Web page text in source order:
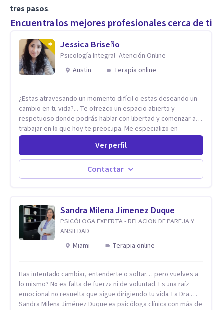
tres pasos.
Encuentra los mejores profesionales cerca de ti
Jessica Briseño
Psicología Integral -Atención Online
Austin
Terapia online
¿Estas atravesando un momento difícil o estas deseando un
cambio en tu vida?... Te ofrezco un espacio abierto y
respetuoso donde podrás hablar con libertad y comenzar a
trabajar en lo que hoy te preocupa. Me especializo en
Trastornos de Ansiedad y a lo largo de mi experiencia
profesional he acompañado a muchas Familias y Parejas con
distintas problemáticas como el manejo del estrés,
Autoestima, Gestión de la Ira, Depresión, Retos en la Crianza,
Codependencia, Celos, entre otros. Cuento con más de 12
Adolescentes y Adultos
Ver perfil
Contactar
Sandra Milena Jimenez Duque
PSICÓLOGA EXPERTA - RELACION DE PAREJA Y
ANSIEDAD
Miami
Terapia online
Has intentado cambiar, entenderte o soltar… pero vuelves a
lo mismo? No es falta de fuerza ni de voluntad. Es una raíz
emocional no resuelta que sigue dirigiendo tu vida. La Dra.
Sandra Milena Jiménez Duque es psicóloga clínica con más de